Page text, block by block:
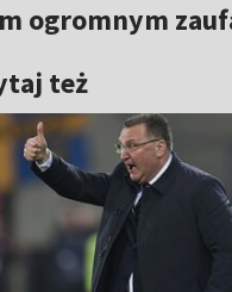
ogromnym
też